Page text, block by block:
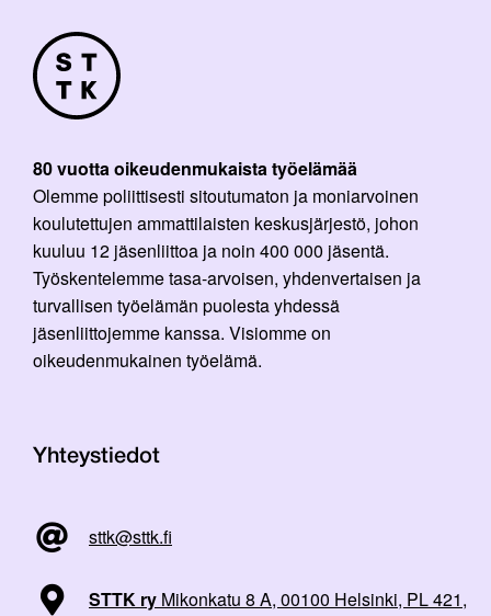
80 vuotta oikeudenmukaista työelämää
Olemme poliittisesti sitoutumaton ja moniarvoinen
koulutettujen ammattilaisten keskusjärjestö, johon
kuuluu 12 jäsenliittoa ja noin 400 000 jäsentä.
Työskentelemme tasa-arvoisen, yhdenvertaisen ja
turvallisen työelämän puolesta yhdessä
jäsenliittojemme kanssa. Visiomme on
oikeudenmukainen työelämä.
Yhteystiedot
sttk@sttk.fi
STTK ry Mikonkatu 8 A, 00100 Helsinki, PL 421,